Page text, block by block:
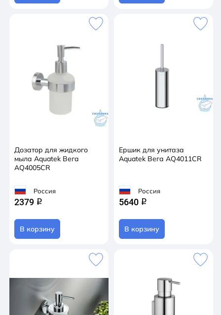
Дозатор для жидкого
мыла Aquatek Вега
AQ4005CR
Россия
2379 q
В корзину
Ершик для унитаза
Aquatek Вега AQ4011CR
Россия
5640 q
В корзину